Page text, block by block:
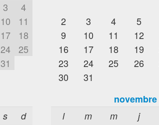
3
4
10
11
17
18
24
25
31
2
3 4 5
9
10 11 12
16
17 18 19
23
24 25 26
30
31
s d
novembre
l m m j